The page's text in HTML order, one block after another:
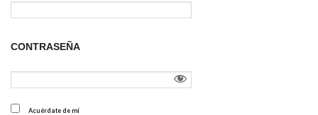
CONTRASEÑA
Acuérdate de mí